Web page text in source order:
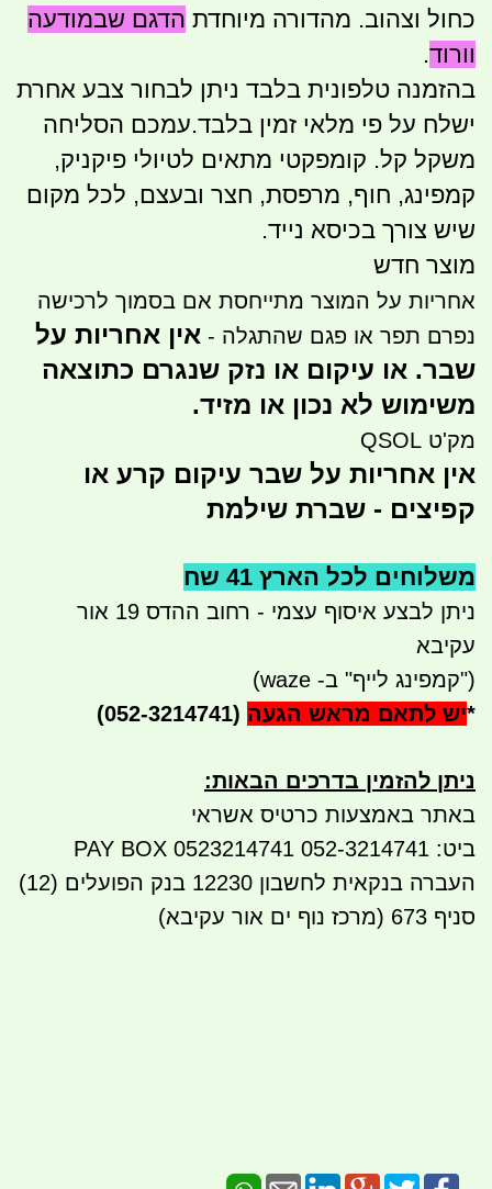
כחול וצהוב. מהדורה מיוחדת הדגם שבמודעה
וורוד.
בהזמנה טלפונית בלבד ניתן לבחור צבע אחרת
ישלח על פי מלאי זמין בלבד.עמכם הסליחה
משקל קל. קומפקטי מתאים לטיולי פיקניק,
קמפינג, חוף, מרפסת, חצר ובעצם, לכל מקום
שיש צורך בכיסא נייד.
מוצר חדש
אחריות על המוצר מתייחסת אם בסמוך לרכישה
נפרם תפר או פגם שהתגלה - אין אחריות על
שבר. או עיקום או נזק שנגרם כתוצאה
משימוש לא נכון או מזיד.
מק'ט QSOL
אין אחריות על שבר עיקום קרע או
קפיצים - שברת שילמת
משלוחים לכל הארץ 41 שח
ניתן לבצע איסוף עצמי - רחוב ההדס 19 אור
עקיבא
("קמפינג לייף" ב- waze)
*יש לתאם מראש הגעה (052-3214741)
ניתן להזמין בדרכים הבאות:
באתר באמצעות כרטיס אשראי
ביט: 052-3214741 PAY BOX 0523214741
העברה בנקאית לחשבון 12230 בנק הפועלים (12)
סניף 673 (מרכז נוף ים אור עקיבא)